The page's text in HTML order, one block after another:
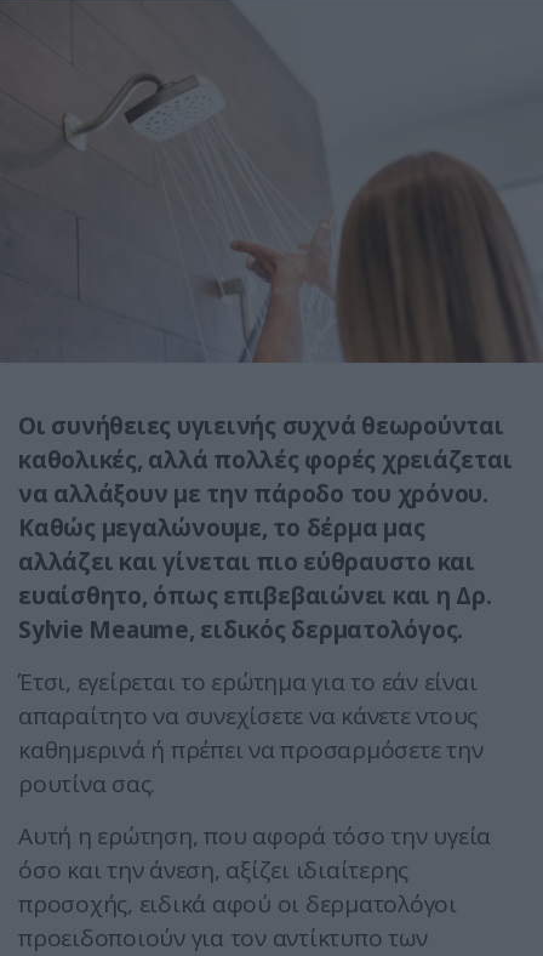
Oι συνήθειες υγιεινής συχνά θεωρούνται
καθολικές, αλλά πολλές φορές χρειάζεται
να αλλάξουν με την πάροδο του χρόνου.
Καθώς μεγαλώνουμε, το δέρμα μας
αλλάζει και γίνεται πιο εύθραυστο και
ευαίσθητο, όπως επιβεβαιώνει και η Δρ.
Sylvie Meaume, ειδικός δερματολόγος.
Έτσι, εγείρεται το ερώτημα για το εάν είναι
απαραίτητο να συνεχίσετε να κάνετε ντους
καθημερινά ή πρέπει να προσαρμόσετε την
ρουτίνα σας.
Αυτή η ερώτηση, που αφορά τόσο την υγεία
όσο και την άνεση, αξίζει ιδιαίτερης
προσοχής, ειδικά αφού οι δερματολόγοι
προειδοποιούν για τον αντίκτυπο των